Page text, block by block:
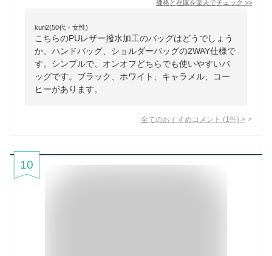
価格と在庫を楽天でチェック >>
kuri2(50代・女性)
こちらのPUレザー撥水加工のバッグはどうでしょう
か。ハンドバッグ、ショルダーバッグの2WAY仕様で
す。シンプルで、オンオフどちらでも使いやすいバ
ッグです。ブラック、ホワイト、キャラメル、コー
ヒーがあります。
全てのおすすめコメント (1 件) >
10